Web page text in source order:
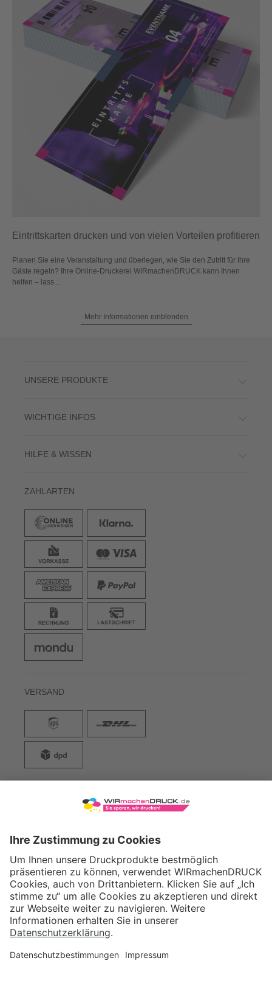
Eintrittskarten drucken und von vielen Vorteilen profitieren
Planen Sie eine Veranstaltung und überlegen, wie Sie den Zutritt für Ihre
Gäste regeln? Ihre Online-Druckerei WIRmachenDRUCK kann Ihnen
helfen – lass...
Mehr Informationen einblenden
UNSERE PRODUKTE
WICHTIGE INFOS
HILFE & WISSEN
ZAHLARTEN
VERSAND
WIRmachenDRUCK GmbH
71522 Backnang
Tel.: +49 (0) 711 995 982 - 20
Fax: +49 (0) 711 995 982 - 21
SOCIAL MEDIA